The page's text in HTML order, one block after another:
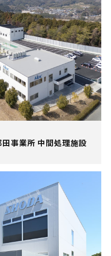
事業所 中間処理施設